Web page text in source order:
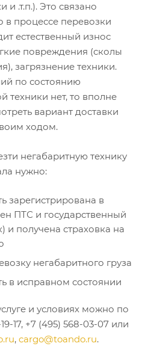
и .т.п.). Это связано
в процессе перевозки
естественный износ
повреждения (сколы
загрязнение техники.
по состоянию
техники нет, то вполне
вариант доставки
ходом.
негабаритную технику
нужно:
зарегистрирована в
ПТС и государственный
и получена страховка на
негабаритного груза
в исправном состоянии
и условиях можно по
17, +7 (495) 568-03-07 или
, cargo@toando.ru.